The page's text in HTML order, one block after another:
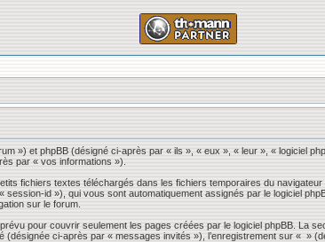
») et phpBB (désigné ci-après par « ils », « eux », « leur », « logiciel
par « vos informations »).
fichiers textes téléchargés dans les fichiers temporaires du navigateur
id »), qui vous sont automatiquement assignés par le logiciel
sur le forum.
pour couvrir seulement les pages créées par le logiciel phpBB. La
(désignée ci-après par « messages invités »), l’enregistrement sur « »